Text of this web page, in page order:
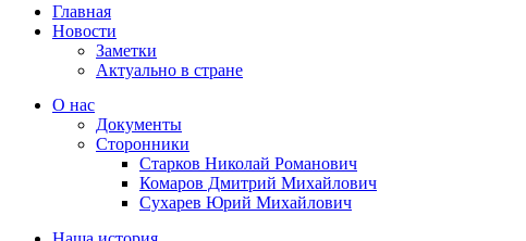
Главная
Новости
Заметки
Актуально в стране
О нас
Документы
Сторонники
Старков Николай Романович
Комаров Дмитрий Михайлович
Сухарев Юрий Михайлович